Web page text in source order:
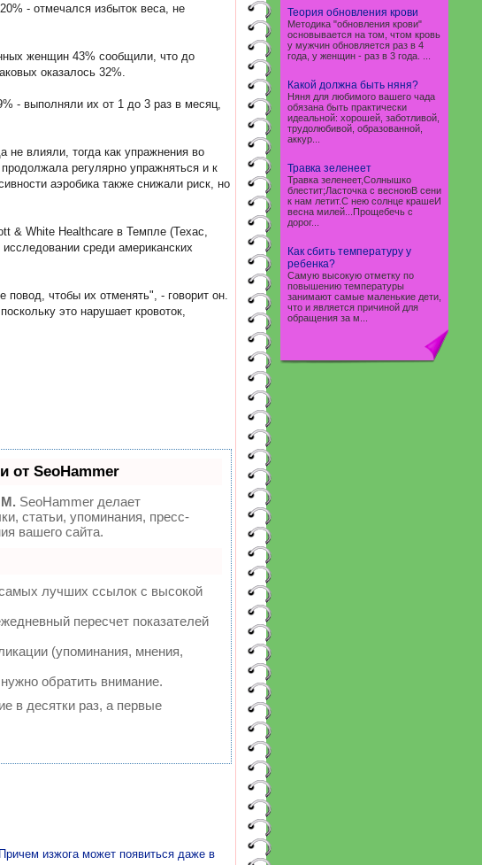
- отмечался избыток веса, не
женщин 43% сообщили, что до
оказалось 32%.
- выполняли их от 1 до 3 раз в месяц,
не влияли, тогда как упражнения во
регулярно упражняться и к
аэробика также снижали риск, но
& White Healthcare в Темпле (Техас,
среди американских
чтобы их отменять", - говорит он.
это нарушает кровоток,
SeoHammer
SeoHammer делает
статьи, упоминания, пресс-
вашего сайта.
лучших ссылок с высокой
пересчет показателей
(упоминания, мнения,
обратить внимание.
в десятки раз, а первые
изжога может появиться даже в
Теория обновления крови
Методика "обновления крови"
основывается на том, чтом кровь
у мужчин обновляется раз в 4
года, у женщин - раз в 3 года. ...
Какой должна быть няня?
Няня для любимого вашего чада
обязана быть практически
идеальной: хорошей, заботливой,
трудолюбивой, образованной,
аккур...
Травка зеленеет
Травка зеленеет,Солнышко
блестит;Ласточка с весноюВ сени
к нам летит.С нею солнце крашеИ
весна милей...Прощебечь с
дорог...
Как сбить температуру у
ребенка?
Самую высокую отметку по
повышению температуры
занимают самые маленькие дети,
что и является причиной для
обращения за м...